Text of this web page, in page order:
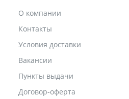
О компании
Контакты
Условия доставки
Вакансии
Пункты выдачи
Договор-оферта